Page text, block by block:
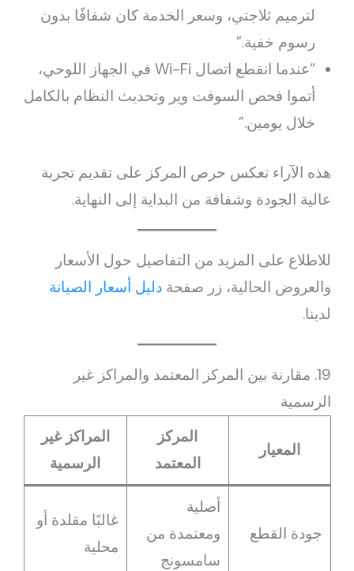
لترميم ثلاجتي، وسعر الخدمة كان شفافًا بدون
رسوم خفية.”
“عندما انقطع اتصال Wi-Fi في الجهاز اللوحي،
أتموا فحص السوفت وير وتحديث النظام بالكامل
خلال يومين.”
هذه الآراء تعكس حرص المركز على تقديم تجربة
عالية الجودة وشفافة من البداية إلى النهاية.
للاطلاع على المزيد من التفاصيل حول الأسعار
والعروض الحالية، زر صفحةدليل أسعار الصيانة
لدينا.
19. مقارنة بين المركز المعتمد والمراكز غير
الرسمية
المعيار
المركز
المعتمد
المراكز غير
الرسمية
جودة القطع
أصلية
ومعتمدة من
سامسونج
غالبًا مقلدة أو
محلية